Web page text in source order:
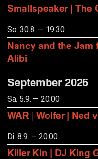
Smallspeaker | The
So. 30.8. — 19:30
Nancy and the
Alibi
September 2026
Sa. 5.9. — 20:00
WAR | Wolfer | Ned
Di. 8.9. — 20:00
Killer Kin | DJ King